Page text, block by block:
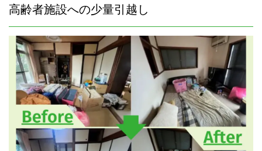
高齢者施設への少量引越し